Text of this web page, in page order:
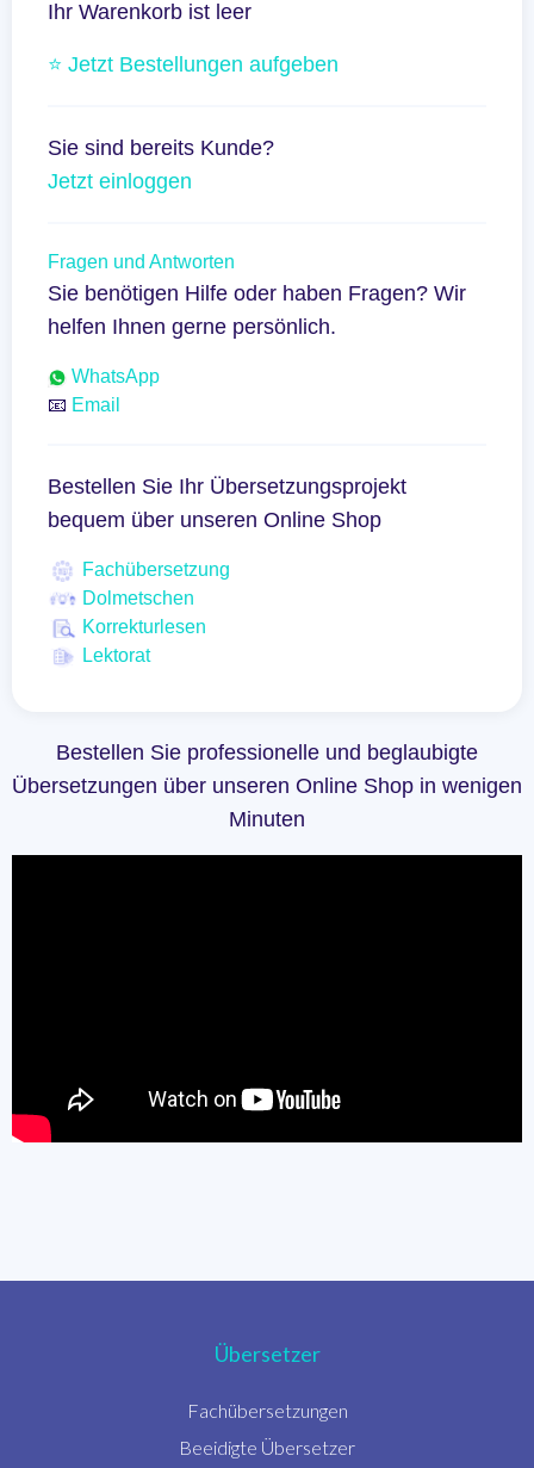
Ihr Warenkorb ist leer
⭐ Jetzt Bestellungen aufgeben
Sie sind bereits Kunde?
Jetzt einloggen
Fragen und Antworten
Sie benötigen Hilfe oder haben Fragen? Wir
helfen Ihnen gerne persönlich.
WhatsApp
📧 Email
Bestellen Sie Ihr Übersetzungsprojekt
bequem über unseren Online Shop
Fachübersetzung
Dolmetschen
Korrekturlesen
Lektorat
Bestellen Sie professionelle und beglaubigte
Übersetzungen über unseren Online Shop in wenigen
Minuten
Übersetzer
Fachübersetzungen
Beeidigte Übersetzer